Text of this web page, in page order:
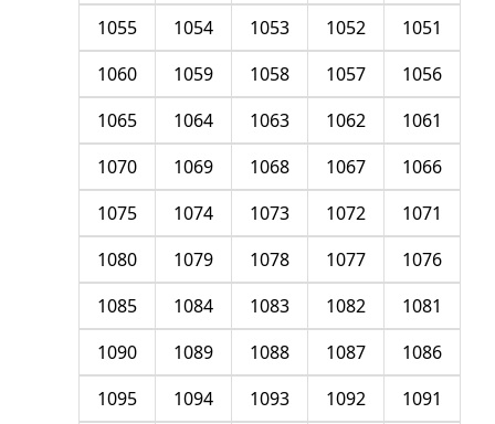
1051
1052
1053
1054
1055
1056
1057
1058
1059
1060
1061
1062
1063
1064
1065
1066
1067
1068
1069
1070
1071
1072
1073
1074
1075
1076
1077
1078
1079
1080
1081
1082
1083
1084
1085
1086
1087
1088
1089
1090
1091
1092
1093
1094
1095